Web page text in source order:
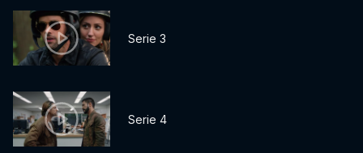
Serie 3
Serie 4